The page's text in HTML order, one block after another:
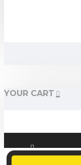
YOUR CART
Войти